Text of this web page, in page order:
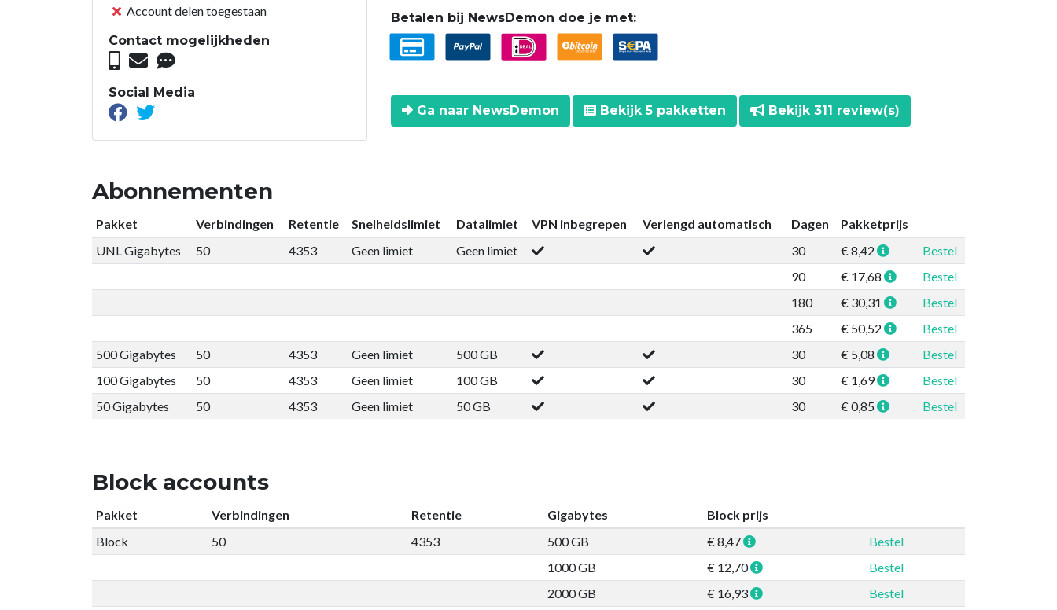
Account delen toegestaan
Contact mogelijkheden
Social Media
Betalen bij NewsDemon doe je met:
Ga naar NewsDemon Bekijk 5 pakketten Bekijk 311 review(s)
Abonnementen
Pakket Verbindingen Retentie Snelheidslimiet Datalimiet VPN inbegrepen Verlengd automatisch Dagen
Pakketprijs
UNL Gigabytes
50 4353 Geen limiet Geen limiet 30 € 8,42
Bestel
90
€ 17,68
Bestel
180
€ 30,31
Bestel
365
€ 50,52
Bestel
500 Gigabytes
50 4353 Geen limiet 500 GB 30 € 5,08
Bestel
100 Gigabytes
50 4353 Geen limiet 100 GB 30 € 1,69
Bestel
50 Gigabytes
50 4353 Geen limiet 50 GB 30 € 0,85 Bestel
Block accounts
Pakket Verbindingen Retentie Gigabytes
Block prijs
Block
50 4353 500 GB € 8,47
Bestel
1000 GB
€ 12,70
Bestel
2000 GB
€ 16,93
Bestel